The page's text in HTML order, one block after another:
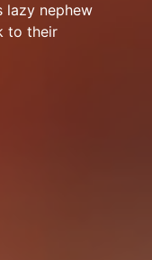
lazy nephew
to their